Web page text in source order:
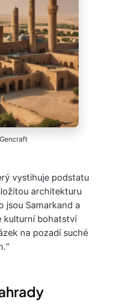
vystihuje podstatu
architekturu
jsou Samarkand a
kulturní bohatství
na pozadí suché